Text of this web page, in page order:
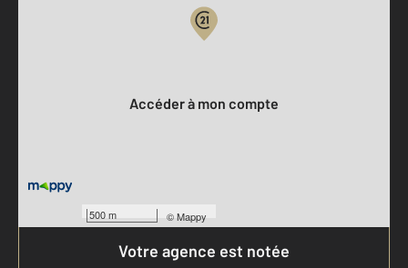
500 m ©Mappy
Accéder à mon compte
Votre agence est notée